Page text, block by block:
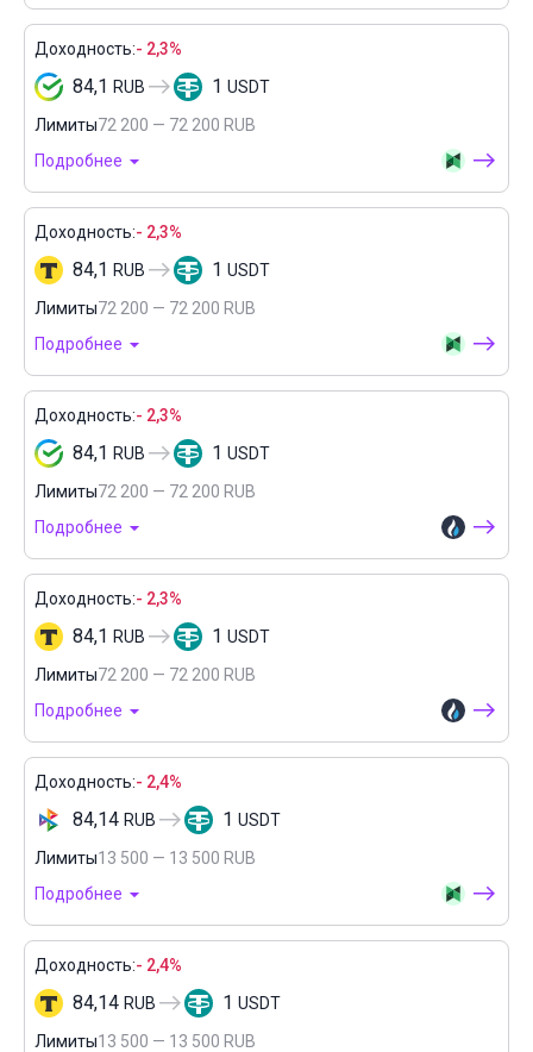
Доходность:- 2,3%
84,1 RUB 1 USDT
Лимиты72 200 — 72 200 RUB
Подробнее
Доходность:- 2,3%
84,1 RUB 1 USDT
Лимиты72 200 — 72 200 RUB
Подробнее
Доходность:- 2,3%
84,1 RUB 1 USDT
Лимиты72 200 — 72 200 RUB
Подробнее
Доходность:- 2,3%
84,1 RUB 1 USDT
Лимиты72 200 — 72 200 RUB
Подробнее
Доходность:- 2,4%
84,14 RUB 1 USDT
Лимиты13 500 — 13 500 RUB
Подробнее
Доходность:- 2,4%
84,14 RUB 1 USDT
Лимиты13 500 — 13 500 RUB